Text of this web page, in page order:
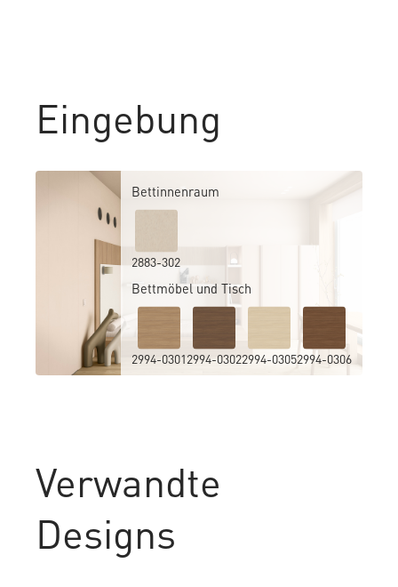
Eingebung
Bettinnenraum
2883-302
Bettmöbel und Tisch
2994-03012994-03022994-03052994-0306
Verwandte
Designs